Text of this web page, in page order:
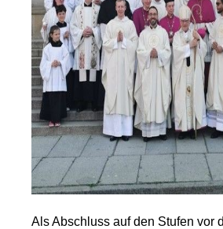
Als Abschluss auf den Stufen vor